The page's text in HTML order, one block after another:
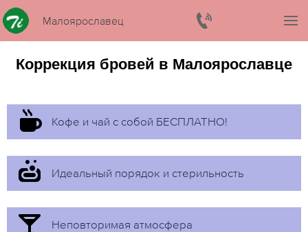
Малоярославец
Коррекция бровей в Малоярославце
Кофе и чай с собой БЕСПЛАТНО!
Идеальный порядок и стерильность
Неповторимая атмосфера